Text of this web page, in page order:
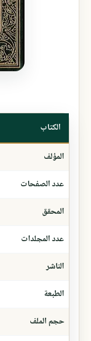
الكتاب
المؤلف
عدد الصفحات
المحقق
عدد المجلدات
الناشر
الطبعة
حجم الملف